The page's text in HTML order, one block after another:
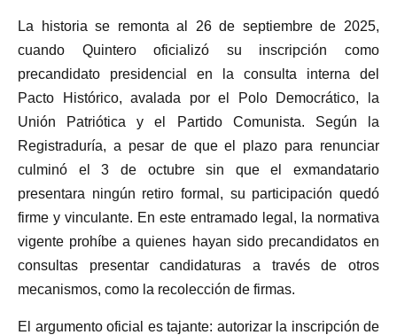
La historia se remonta al 26 de septiembre de 2025,
cuando Quintero oficializó su inscripción como
precandidato presidencial en la consulta interna del
Pacto Histórico, avalada por el Polo Democrático, la
Unión Patriótica y el Partido Comunista. Según la
Registraduría, a pesar de que el plazo para renunciar
culminó el 3 de octubre sin que el exmandatario
presentara ningún retiro formal, su participación quedó
firme y vinculante. En este entramado legal, la normativa
vigente prohíbe a quienes hayan sido precandidatos en
consultas presentar candidaturas a través de otros
mecanismos, como la recolección de firmas.
El argumento oficial es tajante: autorizar la inscripción de